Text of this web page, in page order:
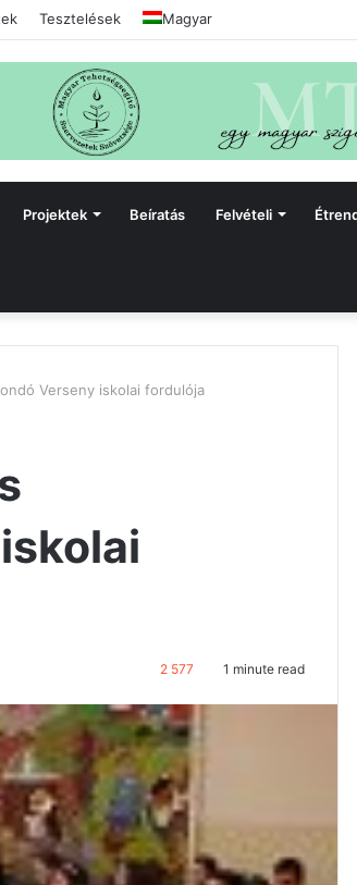
Tesztelések Magyar
Projektek Beíratás Felvételi
Verseny iskolai fordulója
2 577 1 minute read